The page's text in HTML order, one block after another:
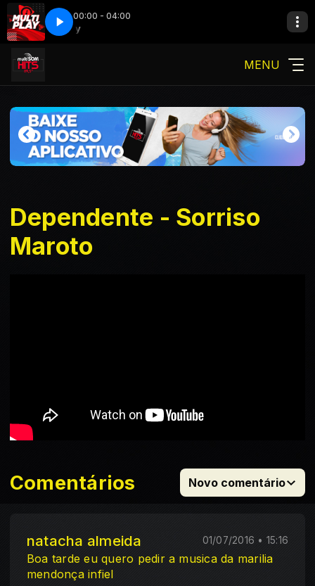
00:00 - 04:00
Multi Play
MENU
Dependente - Sorriso
Maroto
Comentários Novo comentário
Boa tarde eu quero pedir a musica da marilia
mendonça infiel
natacha almeida 01/07/2016 • 15:16